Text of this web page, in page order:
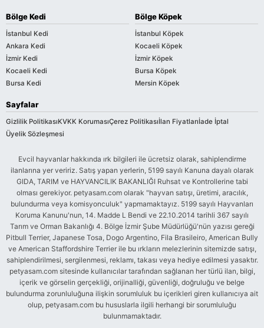
Bölge Kedi
İstanbul Kedi
Ankara Kedi
İzmir Kedi
Kocaeli Kedi
Bursa Kedi
Bölge Köpek
İstanbul Köpek
Kocaeli Köpek
İzmir Köpek
Bursa Köpek
Mersin Köpek
Sayfalar
Gizlilik PolitikasıKVKK KorumasıÇerez Politikasıİlan Fiyatlarıİade İptal
Üyelik Sözleşmesi
Evcil hayvanlar hakkında ırk bilgileri ile ücretsiz olarak, sahiplendirme
ilanlarına yer veririz. Satış yapan yerlerin, 5199 sayılı Kanuna dayalı olarak
GIDA, TARIM ve HAYVANCILIK BAKANLIĞI Ruhsat ve Kontrollerine tabi
olması gerekiyor. petyasam.com olarak "hayvan satışı, üretimi, aracılık,
bulundurma veya komisyonculuk" yapmamaktayız. 5199 sayılı Hayvanları
Koruma Kanunu'nun, 14. Madde L Bendi ve 22.10.2014 tarihli 367 sayılı
Tarım ve Orman Bakanlığı 4. Bölge İzmir Şube Müdürlüğü'nün yazısı gereği
Pitbull Terrier, Japanese Tosa, Dogo Argentino, Fila Brasileiro, American Bully
ve American Staffordshire Terrier ile bu ırkların melezlerinin sitemizde satışı,
sahiplendirilmesi, sergilenmesi, reklamı, takası veya hediye edilmesi yasaktır.
petyasam.com sitesinde kullanıcılar tarafından sağlanan her türlü ilan, bilgi,
içerik ve görselin gerçekliği, orijinalliği, güvenliği, doğruluğu ve belge
bulundurma zorunluluğuna ilişkin sorumluluk bu içerikleri giren kullanıcıya ait
olup, petyasam.com bu hususlarla ilgili herhangi bir sorumluluğu
bulunmamaktadır.